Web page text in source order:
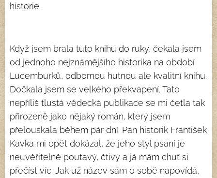
historie.
Když jsem brala tuto knihu do ruky, čekala jsem
od jednoho nejznámějšího historika na období
Lucemburků, odbornou hutnou ale kvalitní knihu.
Dočkala jsem se velkého překvapení. Tato
nepříliš tlustá vědecká publikace se mi četla tak
přirozeně jako nějaký román, který jsem
přelouskala během pár dní. Pan historik František
Kavka mi opět dokázal, že jeho styl psaní je
neuvěřitelně poutavý, čtivý a já mám chuť si
přečíst víc. Jak už název sám o sobě napovídá,